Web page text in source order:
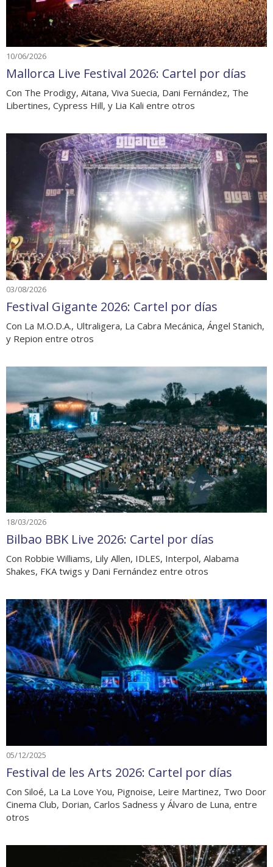
10/06/2026
Mallorca Live Festival 2026: Cartel por días
Con The Prodigy, Aitana, Viva Suecia, Dani Fernández, The
Libertines, Cypress Hill, y Lia Kali entre otros
03/08/2026
Festival Gigante 2026: Cartel por días
Con La M.O.D.A., Ultraligera, La Cabra Mecánica, Ángel Stanich,
y Repion entre otros
18/03/2026
Bilbao BBK Live 2026: Cartel por días
Con Robbie Williams, Lily Allen, IDLES, Interpol, Alabama
Shakes, FKA twigs y Dani Fernández entre otros
05/12/2025
Festival de les Arts 2026: Cartel por días
Con Siloé, La La Love You, Pignoise, Leire Martinez, Two Door
Cinema Club, Dorian, Carlos Sadness y Álvaro de Luna, entre
otros